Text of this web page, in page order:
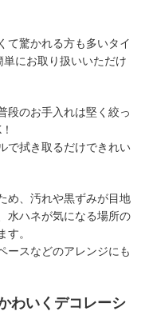
て驚かれる方も多いタイ
にお取り扱いいただけ
段のお手入れは堅く絞っ
で拭き取るだけできれい
め、汚れや黒ずみが目地
水ハネが気になる場所の
。
ースなどのアレンジにも
わいくデコレーシ